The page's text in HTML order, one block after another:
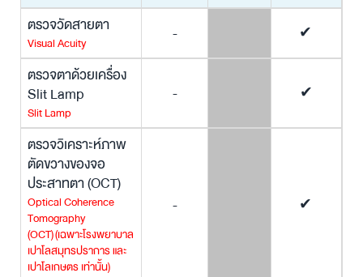
ตรวจวัดสายตา
Visual Acuity
- ✔
ตรวจตาด้วยเครื่อง
Slit Lamp
Slit Lamp
- ✔
ตรวจวิเคราะห์ภาพ
ตัดขวางของจอ
ประสาทตา (OCT)
Optical Coherence
Tomography
(OCT)(เฉพาะโรงพยาบาล
เปาโลสมุทรปราการ และ
เปาโลเกษตร เท่านั้น)
- ✔